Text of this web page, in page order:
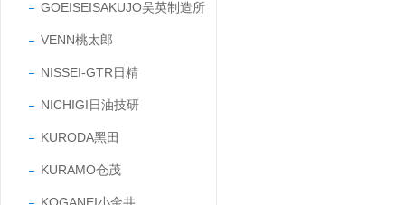
GOEISEISAKUJO吴英制造所
VENN桃太郎
NISSEI-GTR日精
NICHIGI日油技研
KURODA黑田
KURAMO仓茂